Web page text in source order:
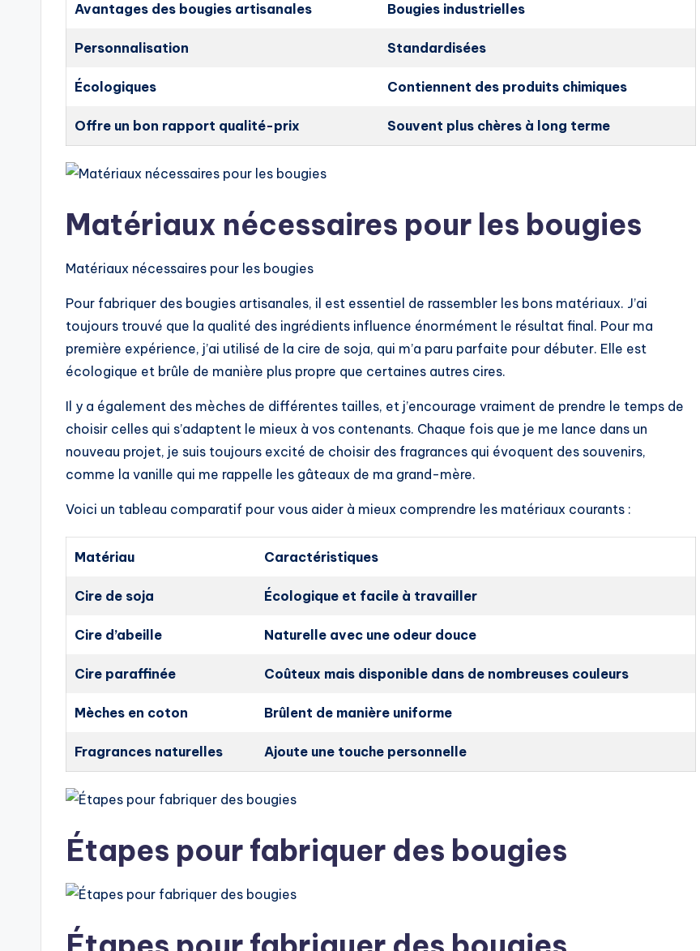
Avantages des bougies artisanales Bougies industrielles
Personnalisation Standardisées
Écologiques Contiennent des produits chimiques
Offre un bon rapport qualité-prix Souvent plus chères à long terme
Matériaux nécessaires pour les bougies
Matériaux nécessaires pour les bougies
Pour fabriquer des bougies artisanales, il est essentiel de rassembler les bons matériaux. J’ai
toujours trouvé que la qualité des ingrédients influence énormément le résultat final. Pour ma
première expérience, j’ai utilisé de la cire de soja, qui m’a paru parfaite pour débuter. Elle est
écologique et brûle de manière plus propre que certaines autres cires.
Il y a également des mèches de différentes tailles, et j’encourage vraiment de prendre le temps de
choisir celles qui s’adaptent le mieux à vos contenants. Chaque fois que je me lance dans un
nouveau projet, je suis toujours excité de choisir des fragrances qui évoquent des souvenirs,
comme la vanille qui me rappelle les gâteaux de ma grand-mère.
Voici un tableau comparatif pour vous aider à mieux comprendre les matériaux courants :
Matériau Caractéristiques
Cire de soja Écologique et facile à travailler
Cire d’abeille Naturelle avec une odeur douce
Cire paraffinée Coûteux mais disponible dans de nombreuses couleurs
Mèches en coton Brûlent de manière uniforme
Fragrances naturelles Ajoute une touche personnelle
Étapes pour fabriquer des bougies